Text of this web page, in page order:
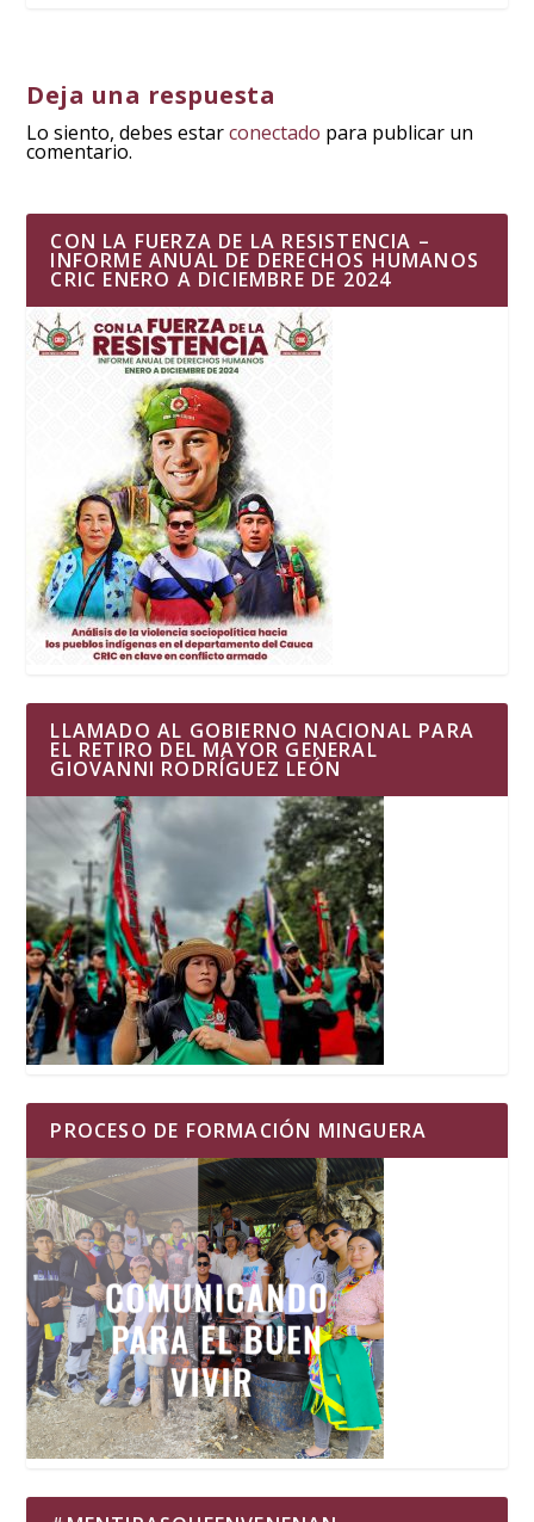
Deja una respuesta
Lo siento, debes estarconectado para publicar un
comentario.
CON LA FUERZA DE LA RESISTENCIA –
INFORME ANUAL DE DERECHOS HUMANOS
CRIC ENERO A DICIEMBRE DE 2024
LLAMADO AL GOBIERNO NACIONAL PARA
EL RETIRO DEL MAYOR GENERAL
GIOVANNI RODRÍGUEZ LEÓN
PROCESO DE FORMACIÓN MINGUERA